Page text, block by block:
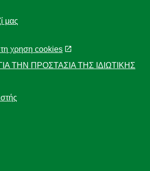
μας
χρηση cookies
ΤΗΝ ΠΡΟΣΤΑΣΙΑ ΤΗΣ ΙΔΙΩΤΙΚΗΣ